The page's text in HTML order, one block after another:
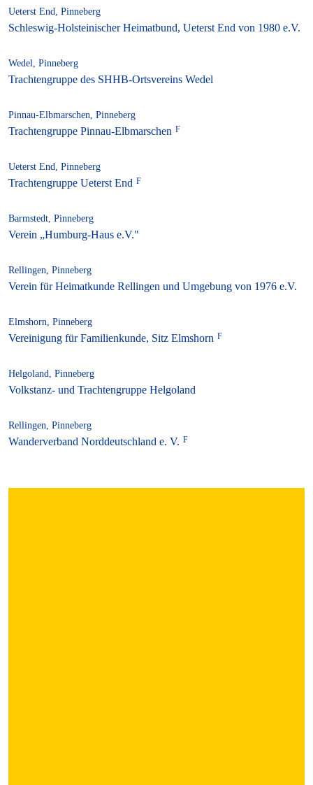
Ueterst End, Pinneberg
Schleswig-Holsteinischer Heimatbund, Ueterst End von 1980 e.V.
Wedel, Pinneberg
Trachtengruppe des SHHB-Ortsvereins Wedel
Pinnau-Elbmarschen, Pinneberg
Trachtengruppe Pinnau-Elbmarschen
Ueterst End, Pinneberg
Trachtengruppe Ueterst End
Barmstedt, Pinneberg
Verein „Humburg-Haus e.V."
Rellingen, Pinneberg
Verein für Heimatkunde Rellingen und Umgebung von 1976 e.V.
Elmshorn, Pinneberg
Vereinigung für Familienkunde, Sitz Elmshorn
Helgoland, Pinneberg
Volkstanz- und Trachtengruppe Helgoland
Rellingen, Pinneberg
Wanderverband Norddeutschland e. V.